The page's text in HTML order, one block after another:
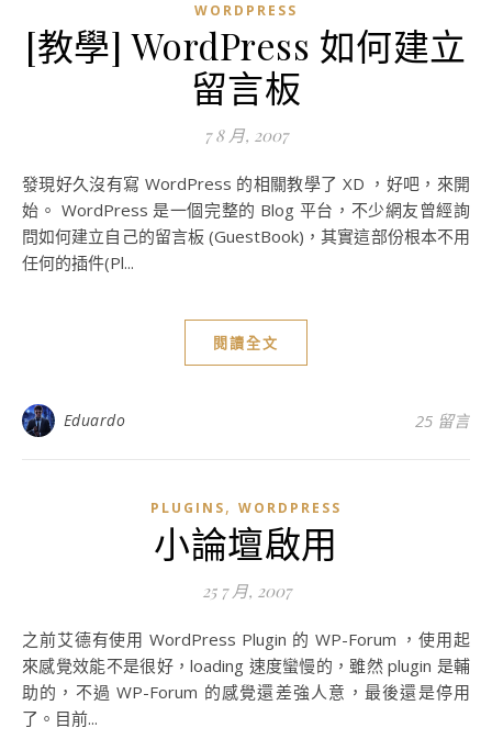
WORDPRESS
[教學] WordPress 如何建立
留言板
7 8 月, 2007
發現好久沒有寫 WordPress 的相關教學了 XD ，好吧，來開
始。 WordPress 是一個完整的 Blog 平台，不少網友曾經詢
問如何建立自己的留言板 (GuestBook)，其實這部份根本不用
任何的插件(Pl...
閱讀全文
Eduardo 25 留言
PLUGINS, WORDPRESS
小論壇啟用
25 7 月, 2007
之前艾德有使用 WordPress Plugin 的 WP-Forum ，使用起
來感覺效能不是很好，loading 速度蠻慢的，雖然 plugin 是輔
助的，不過 WP-Forum 的感覺還差強人意，最後還是停用
了。目前...